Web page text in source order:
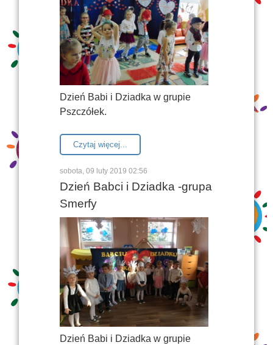
Dzień Babi i Dziadka w grupie
Pszczółek.
Czytaj więcej...
sobota, 09 luty 2019 02:56
Dzień Babci i Dziadka -grupa
Smerfy
Dzień Babi i Dziadka w grupie